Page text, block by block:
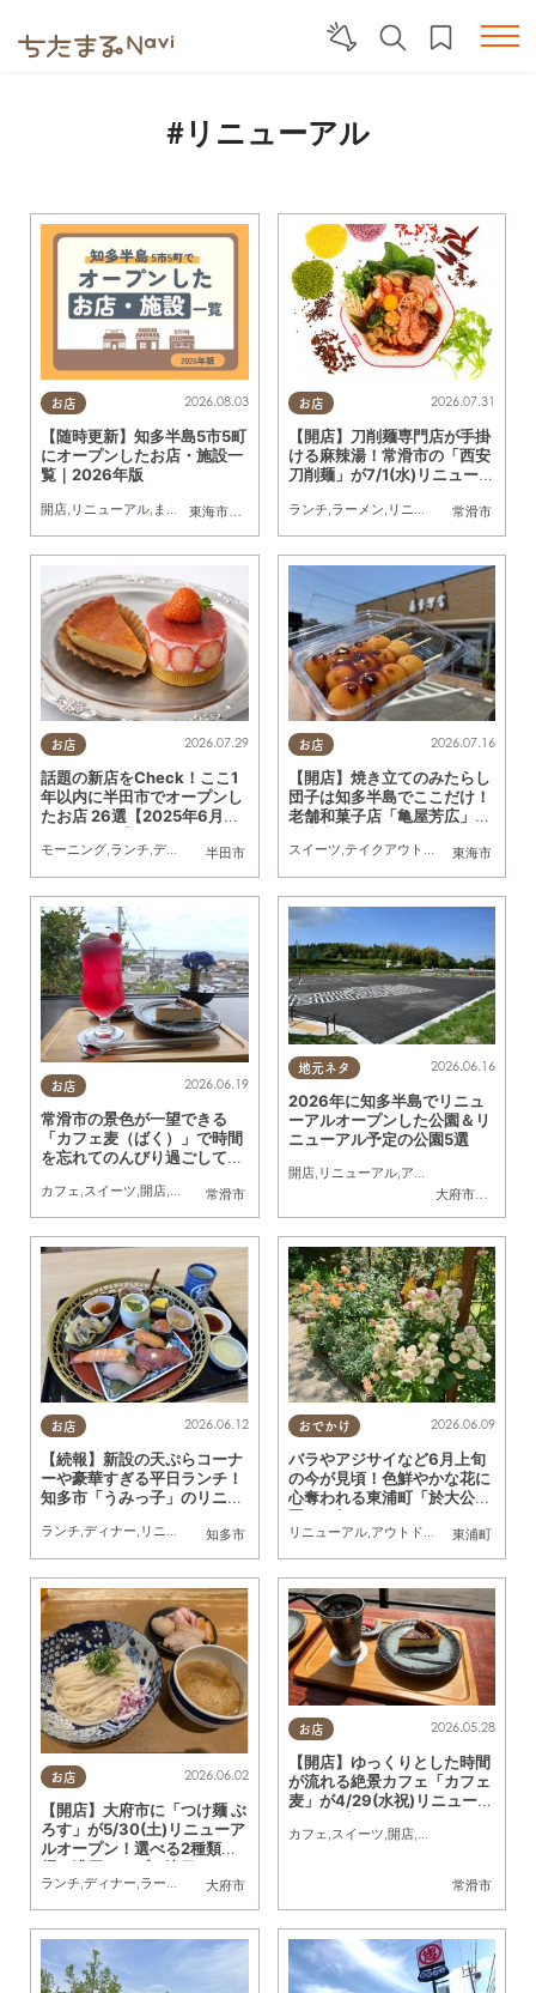
#リニューアル
お店
東海市
,大府市 知多市,東浦町,阿久比町,半田市,常滑市
2026.08.03
【随時更新】知多半島5市5町
にオープンしたお店・施設一
覧｜2026年版
開店 リニューアル まちネタ
お店
常滑市
2026.07.31
【開店】刀削麺専門店が手掛
ける麻辣湯！常滑市の「西安
刀削麺」が7/1(水)リニューア
ランチ ラーメン リニューアル ,カップル
お店
半田市
2026.07.29
話題の新店をCheck！ここ1
年以内に半田市でオープンし
たお店 26選【2025年6月～
モーニング,ランチ,ディナー ,アルコール ラーメン,パン,カフェ,スイーツ,テイクアウ
お店
東海市
2026.07.16
【開店】焼き立てのみたらし
団子は知多半島でここだけ！
老舗和菓子店「亀屋芳広」の
スイーツ,テイクアウト ,リニューアル
お店
常滑市
2026.06.19
常滑市の景色が一望できる
「カフェ麦（ばく）」で時間
を忘れてのんびり過ごしてき
カフェ,スイーツ,開店,リニューアル
地元ネタ
大府市知多市
2026.06.16
2026年に知多半島でリニュ
ーアルオープンした公園＆リ
ニューアル予定の公園5選
開店, リニューアル,アウトドア
お店
知多市
2026.06.12
【続報】新設の天ぷらコーナ
ーや豪華すぎる平日ランチ！
知多市「うみっ子」のリニュ
る広告
ランチ,ディナー, リニューアル ,まちネタ 行ってみたレポ
おでかけ
東浦町
2026.06.09
バラやアジサイなど6月上旬
の今が見頃！色鮮やかな花に
心奪われる東浦町「於大公
園」に行ってみた
リニューアル,アウトドア まちネタ
お店
大府市
2026.06.02
【開店】大府市に「つけ麺 ぶ
ろす」が5/30(土)リニューア
ルオープン！選べる2種類の
麺と濃厚スープに注目
ランチ ディナー ラーメン 開店,リニューアル KURUTOHP
お店
常滑市
2026.05.28
【開店】ゆっくりとした時間
が流れる絶景カフェ「カフェ
麦」が4/29(水祝)リニューア
カフェ,スイーツ,開店,リニューアル